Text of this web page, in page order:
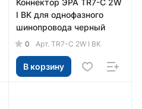
Коннектор ЭРА TR7-C 2W
I BK для однофазного
шинопровода черный
0 Арт. TR7-C 2W I BK
В корзину